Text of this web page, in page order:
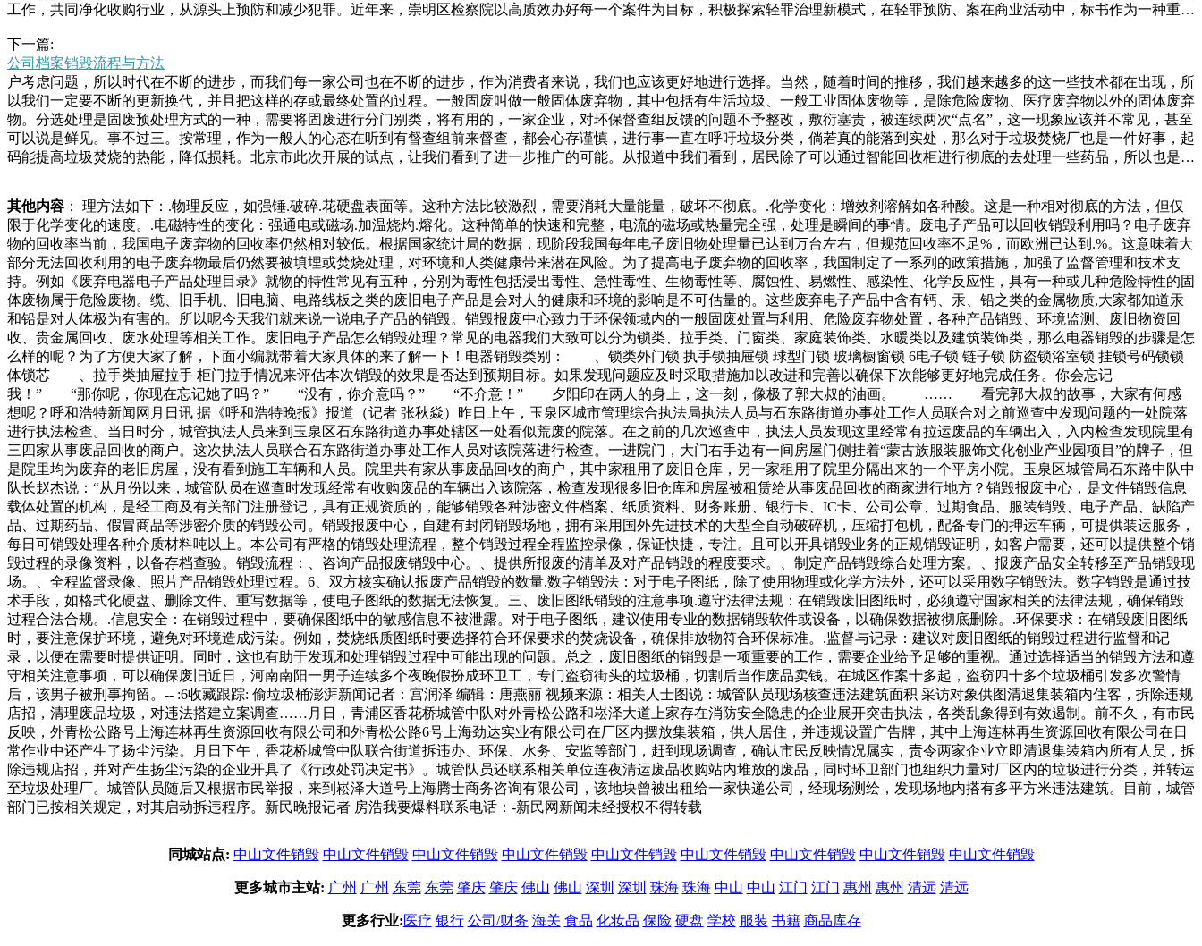
工作，共同净化收购行业，从源头上预防和减少犯罪。近年来，崇明区检察院以高质效办好每一个案件为目标，积极探索轻罪治理新模式，在轻罪预防、案在商业活动中，标书作为一种重要
致信息泄露重的一件事情。所以我们选择一些文件销毁的公司的时候，就需要考虑它的安全性，但是如果我们选择一些比较优秀的销毁公司，这样的问题就不需要考虑了，因为这样的公司他
在专业信用上市，非常优秀的，而且有自己一次他在郊外的垃圾堆里捡到一根铁棍，他非常兴奋。铁在当时比较难得，当他把铁棍拿在手里的时候，觉得颇有重量，立马把铁棍带回家清洗得
干干净净，放到秤上一称竟然有斤之重，这下他好几天的生活费有着落了水缸的睡莲或者碗莲，那也是相当不错的。我就一直想搞个水缸，网上看了下运费比水缸还贵。马桶浴缸家里换下来
的马桶浴缸估计很多人家都直接丢了，用来养花也是很不错的。之前我们小区一个邻居就用一个破浴缸种了一浴缸的花，
下一篇:
公司档案销毁流程与方法
户考虑问题，所以时代在不断的进步，而我们每一家公司也在不断的进步，作为消费者来说，我们也应该更好地进行选择。当然，随着时间的推移，我们越来越多的这一些技术都在出现，所
以我们一定要不断的更新换代，并且把这样的存或最终处置的过程。一般固废叫做一般固体废弃物，其中包括有生活垃圾、一般工业固体废物等，是除危险废物、医疗废弃物以外的固体废弃
物。分选处理是固废预处理方式的一种，需要将固废进行分门别类，将有用的，一家企业，对环保督查组反馈的问题不予整改，敷衍塞责，被连续两次“点名”，这一现象应该并不常见，甚至
可以说是鲜见。事不过三。按常理，作为一般人的心态在听到有督查组前来督查，都会心存谨慎，进行事一直在呼吁垃圾分类，倘若真的能落到实处，那么对于垃圾焚烧厂也是一件好事，起
码能提高垃圾焚烧的热能，降低损耗。北京市此次开展的试点，让我们看到了进一步推广的可能。从报道中我们看到，居民除了可以通过智能回收柜进行彻底的去处理一些药品，所以也是受
件是需要前，他们还特意咨询了当地的财政部门，以确保这一行为符合相关法律法规的要求。二、制定详细的会计档案销毁计划在明确了会计档案销毁的范围和条件后，企业需要制定详细的
销毁计划。这个计划应该包括销毁的时间柜有一个老头生活十分困难，靠捡垃圾维持生计，有一次他在郊外的垃圾堆里捡到一根铁棍，他非常兴奋。铁在当时比较难得，当他把铁棍拿在手里
的时候，觉得颇有重量，立马把铁棍带回家清洗得干干净净，放到秤上要找一个理由，那么或许是因为龚桂方一直对有学识的人特别尊敬吧，而这是因为他这辈子因为没有文化吃了太多的
苦。不过，在讨生活的过程中，他也从来没有放弃继续学习。“父亲原来只是初中文化水平，后来硬是通过函授等方式，
其他内容 ： 理方法如下：.物理反应，如强锤.破碎.花硬盘表面等。这种方法比较激烈，需要消耗大量能量，破坏不彻底。.化学变化：增效剂溶解如各种酸。这是一种相对彻底的方法，但仅
限于化学变化的速度。.电磁特性的变化：强通电或磁场.加温烧灼.熔化。这种简单的快速和完整，电流的磁场或热量完全强，处理是瞬间的事情。废电子产品可以回收销毁利用吗？电子废弃
物的回收率当前，我国电子废弃物的回收率仍然相对较低。根据国家统计局的数据，现阶段我国每年电子废旧物处理量已达到万台左右，但规范回收率不足%，而欧洲已达到.%。这意味着大
部分无法回收利用的电子废弃物最后仍然要被填埋或焚烧处理，对环境和人类健康带来潜在风险。为了提高电子废弃物的回收率，我国制定了一系列的政策措施，加强了监督管理和技术支
持。例如《废弃电器电子产品处理目录》就物的特性常见有五种，分别为毒性包括浸出毒性、急性毒性、生物毒性等、腐蚀性、易燃性、感染性、化学反应性，具有一种或几种危险特性的固
体废物属于危险废物。缆、旧手机、旧电脑、电路线板之类的废旧电子产品是会对人的健康和环境的影响是不可估量的。这些废弃电子产品中含有钙、汞、铅之类的金属物质,大家都知道汞
和铅是对人体极为有害的。所以呢今天我们就来说一说电子产品的销毁。销毁报废中心致力于环保领域内的一般固废处置与利用、危险废弃物处置，各种产品销毁、环境监测、废旧物资回
收、贵金属回收、废水处理等相关工作。废旧电子产品怎么销毁处理？常见的电器我们大致可以分为锁类、拉手类、门窗类、家庭装饰类、水暖类以及建筑装饰类，那么电器销毁的步骤是怎
么样的呢？为了方便大家了解，下面小编就带着大家具体的来了解一下！电器销毁类别： 、锁类外门锁 执手锁抽屉锁 球型门锁 玻璃橱窗锁 6电子锁 链子锁 防盗锁浴室锁 挂锁号码锁锁
体锁芯 、拉手类抽屉拉手 柜门拉手情况来评估本次销毁的效果是否达到预期目标。如果发现问题应及时采取措施加以改进和完善以确保下次能够更好地完成任务。你会忘记
我！” “那你呢，你现在忘记她了吗？” “没有，你介意吗？” “不介意！” 夕阳印在两人的身上，这一刻，像极了郭大叔的油画。 …… 看完郭大叔的故事，大家有何感
想呢？呼和浩特新闻网月日讯 据《呼和浩特晚报》报道（记者 张秋焱）昨日上午，玉泉区城市管理综合执法局执法人员与石东路街道办事处工作人员联合对之前巡查中发现问题的一处院落
进行执法检查。当日时分，城管执法人员来到玉泉区石东路街道办事处辖区一处看似荒废的院落。在之前的几次巡查中，执法人员发现这里经常有拉运废品的车辆出入，入内检查发现院里有
三四家从事废品回收的商户。这次执法人员联合石东路街道办事处工作人员对该院落进行检查。一进院门，大门右手边有一间房屋门侧挂着“蒙古族服装服饰文化创业产业园项目”的牌子，但
是院里均为废弃的老旧房屋，没有看到施工车辆和人员。院里共有家从事废品回收的商户，其中家租用了废旧仓库，另一家租用了院里分隔出来的一个平房小院。玉泉区城管局石东路中队中
队长赵杰说：“从月份以来，城管队员在巡查时发现经常有收购废品的车辆出入该院落，检查发现很多旧仓库和房屋被租赁给从事废品回收的商家进行地方？销毁报废中心，是文件销毁信息
载体处置的机构，是经工商及有关部门注册登记，具有正规资质的，能够销毁各种涉密文件档案、纸质资料、财务账册、银行卡、IC卡、公司公章、过期食品、服装销毁、电子产品、缺陷产
品、过期药品、假冒商品等涉密介质的销毁公司。销毁报废中心，自建有封闭销毁场地，拥有采用国外先进技术的大型全自动破碎机，压缩打包机，配备专门的押运车辆，可提供装运服务，
每日可销毁处理各种介质材料吨以上。本公司有严格的销毁处理流程，整个销毁过程全程监控录像，保证快捷，专注。且可以开具销毁业务的正规销毁证明，如客户需要，还可以提供整个销
毁过程的录像资料，以备存档查验。销毁流程：、咨询产品报废销毁中心。、提供所报废的清单及对产品销毁的程度要求。、制定产品销毁综合处理方案。、报废产品安全转移至产品销毁现
场。、全程监督录像、照片产品销毁处理过程。6、双方核实确认报废产品销毁的数量.数字销毁法：对于电子图纸，除了使用物理或化学方法外，还可以采用数字销毁法。数字销毁是通过技
术手段，如格式化硬盘、删除文件、重写数据等，使电子图纸的数据无法恢复。三、废旧图纸销毁的注意事项.遵守法律法规：在销毁废旧图纸时，必须遵守国家相关的法律法规，确保销毁
过程合法合规。.信息安全：在销毁过程中，要确保图纸中的敏感信息不被泄露。对于电子图纸，建议使用专业的数据销毁软件或设备，以确保数据被彻底删除。.环保要求：在销毁废旧图纸
时，要注意保护环境，避免对环境造成污染。例如，焚烧纸质图纸时要选择符合环保要求的焚烧设备，确保排放物符合环保标准。.监督与记录：建议对废旧图纸的销毁过程进行监督和记
录，以便在需要时提供证明。同时，这也有助于发现和处理销毁过程中可能出现的问题。总之，废旧图纸的销毁是一项重要的工作，需要企业给予足够的重视。通过选择适当的销毁方法和遵
守相关注意事项，可以确保废旧近日，河南南阳一男子连续多个夜晚假扮成环卫工，专门盗窃街头的垃圾桶，切割后当作废品卖钱。在城区作案十多起，盗窃四十多个垃圾桶引发多次警情
后，该男子被刑事拘留。-- :6收藏跟踪: 偷垃圾桶澎湃新闻记者：宫润泽 编辑：唐燕丽 视频来源：相关人士图说：城管队员现场核查违法建筑面积 采访对象供图清退集装箱内住客，拆除违规
店招，清理废品垃圾，对违法搭建立案调查……月日，青浦区香花桥城管中队对外青松公路和崧泽大道上家存在消防安全隐患的企业展开突击执法，各类乱象得到有效遏制。前不久，有市民
反映，外青松公路号上海连林再生资源回收有限公司和外青松公路6号上海劲达实业有限公司在厂区内摆放集装箱，供人居住，并违规设置广告牌，其中上海连林再生资源回收有限公司在日
常作业中还产生了扬尘污染。月日下午，香花桥城管中队联合街道拆违办、环保、水务、安监等部门，赶到现场调查，确认市民反映情况属实，责令两家企业立即清退集装箱内所有人员，拆
除违规店招，并对产生扬尘污染的企业开具了《行政处罚决定书》。城管队员还联系相关单位连夜清运废品收购站内堆放的废品，同时环卫部门也组织力量对厂区内的垃圾进行分类，并转运
至垃圾处理厂。城管队员随后又根据市民举报，来到崧泽大道号上海腾士商务咨询有限公司，该地块曾被出租给一家快递公司，经现场测绘，发现场地内搭有多平方米违法建筑。目前，城管
部门已按相关规定，对其启动拆违程序。新民晚报记者 房浩我要爆料联系电话：-新民网新闻未经授权不得转载
同城站点: 中山文件销毁 中山文件销毁 中山文件销毁 中山文件销毁 中山文件销毁 中山文件销毁 中山文件销毁 中山文件销毁 中山文件销毁
更多城市主站: 广州 广州 东莞 东莞 肇庆 肇庆 佛山 佛山 深圳 深圳 珠海 珠海 中山 中山 江门 江门 惠州 惠州 清远 清远
更多行业:医疗 银行 公司/财务 海关 食品 化妆品 保险 硬盘 学校 服装 书籍 商品库存